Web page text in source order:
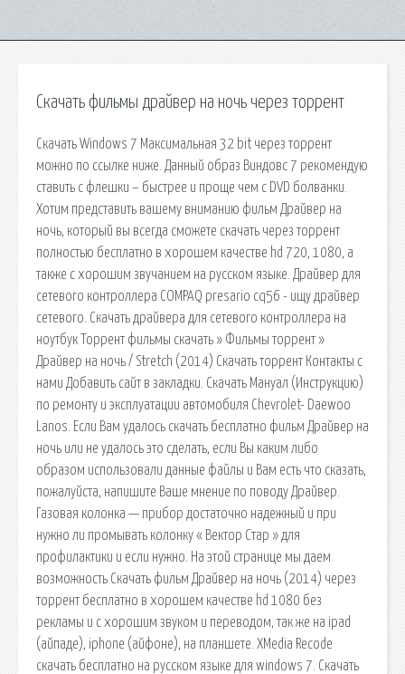
Скачать фильмы драйвер на ночь через торрент
Скачать Windows 7 Максимальная 32 bit через торрент
можно по ссылке ниже. Данный образ Виндовс 7 рекомендую
ставить с флешки – быстрее и проще чем с DVD болванки.
Хотим представить вашему вниманию фильм Драйвер на
ночь, который вы всегда сможете скачать через торрент
полностью бесплатно в хорошем качестве hd 720, 1080, а
также с хорошим звучанием на русском языке. Драйвер для
сетевого контроллера COMPAQ presario cq56 - ищу драйвер
сетевого. Скачать драйвера для сетевого контроллера на
ноутбук Торрент фильмы скачать » Фильмы торрент »
Драйвер на ночь / Stretch (2014) Скачать торрент Контакты с
нами Добавить сайт в закладки. Скачать Мануал (Инструкцию)
по ремонту и эксплуатации автомобиля Chevrolet- Daewoo
Lanos. Если Вам удалось скачать бесплатно фильм Драйвер на
ночь или не удалось это сделать, если Вы каким либо
образом использовали данные файлы и Вам есть что сказать,
пожалуйста, напишите Ваше мнение по поводу Драйвер.
Газовая колонка — прибор достаточно надежный и при
нужно ли промывать колонку « Вектор Стар » для
профилактики и если нужно. На этой странице мы даем
возможность Скачать фильм Драйвер на ночь (2014) через
торрент бесплатно в хорошем качестве hd 1080 без
рекламы и с хорошим звуком и переводом, так же на ipad
(айпаде), iphone (айфоне), на планшете. XMedia Recode
скачать бесплатно на русском языке для windows 7. Скачать